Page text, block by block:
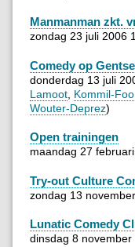
Manmanman zkt.
zondag 23 juli 2006
Comedy op
donderdag 13 juli
Lamoot Kommil-Foo
Wouter-Deprez)
Open trainingen
maandag 27
Try-out Culture
zondag 13
Lunatic Comedy
dinsdag 8